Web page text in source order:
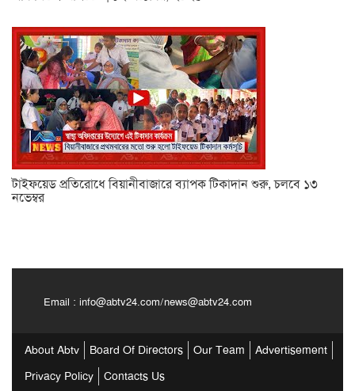
টাইফয়েড প্রতিরোধে বিয়ানীবাজারে ব্যাপক টিকাদান শুরু, চলবে ১৩
নভেম্বর
Email : info@abtv24.com/news@abtv24.com
About Abtv Board Of Directors Our Team
Advertisement
Privacy Policy
Contacts Us